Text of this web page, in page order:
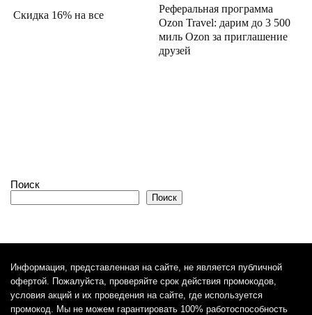
Скидка 16% на все
Реферальная программа
Ozon Travel: дарим до 3 500
миль Ozon за приглашение
друзей
Поиск
Поиск
Информация, представленная на сайте, не является публичной
офертой. Пожалуйста, проверяйте срок действия промокодов,
условия акций и их проведения на сайте, где используется
промокод. Мы не можем гарантировать 100% работоспособность